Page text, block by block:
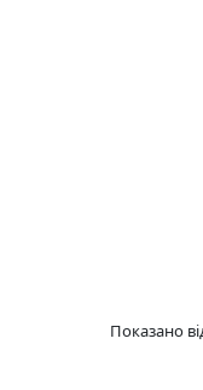
Показано